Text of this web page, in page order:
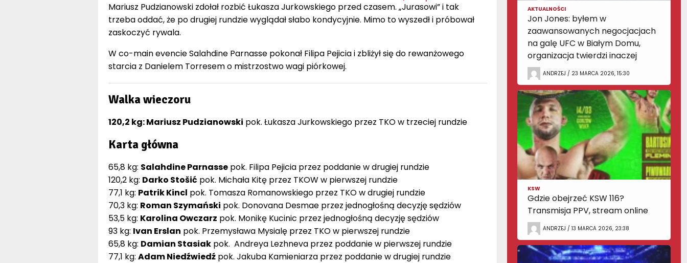
Mariusz Pudzianowski zdołał rozbić Łukasza Jurkowskiego przed czasem. „Jurasowi” i tak
trzeba oddać, że po drugiej rundzie wyglądał słabo kondycyjnie. Mimo to wyszedł i próbował
zaskoczyć rywala.
W co-main evencie Salahdine Parnasse pokonał Filipa Pejicia i zbliżył się do rewanżowego
starcia z Danielem Torresem o mistrzostwo wagi piórkowej.
Walka wieczoru
120,2 kg: Mariusz Pudzianowski pok. Łukasza Jurkowskiego przez TKO w trzeciej rundzie
Karta główna
65,8 kg: Salahdine Parnassepok. Filipa Pejicia przez poddanie w drugiej rundzie
120,2 kg: Darko Stošić pok. Michała Kitę przez TKOW w pierwszej rundzie
77,1 kg: Patrik Kincl pok. Tomasza Romanowskiego przez TKO w drugiej rundzie
70,3 kg: Roman Szymański pok. Donovana Desmae przez jednogłośną decyzję sędziów
53,5 kg: Karolina Owczarz pok. Monikę Kucinic przez jednogłośną decyzję sędziów
93 kg: Ivan Erslan pok. Przemysława Mysialę przez TKO w pierwszej rundzie
65,8 kg: Damian Stasiakpok. Andreya Lezhneva przez poddanie w pierwszej rundzie
77,1 kg: Adam Niedźwiedźpok. Jakuba Kamieniarza przez poddanie w drugiej rundzie
AKTUALNOŚCI
Jon Jones: byłem w
zaawansowanych negocjacjach
na galę UFC w Białym Domu,
organizacja twierdzi inaczej
ANDRZEJ / 23 MARCA 2026, 15:30
KSW
Gdzie obejrzeć KSW 116?
Transmisja PPV, stream online
ANDRZEJ / 13 MARCA 2026, 23:38